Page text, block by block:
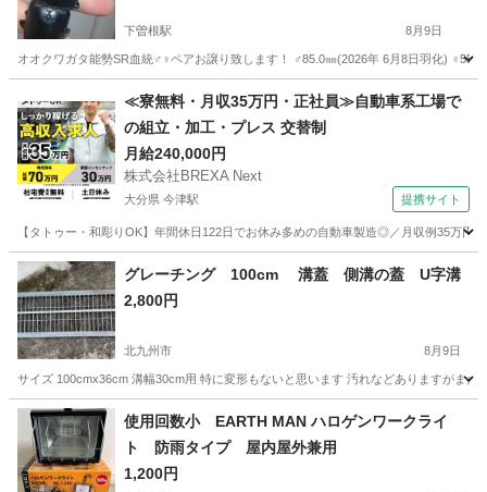
下曽根駅 8月9日
オオクワガタ能勢SR血統♂♀ペアお譲り致します！ ♂85.0㎜(2026年 6月8日羽化)
下曽根駅 その他 能勢
≪寮無料・月収35万円・正社員≫自動車系工場で
の組立・加工・プレス 交替制
月給240,000円
株式会社BREXA Next
大分県 今津駅 提携サイト
【タトゥー・和彫りOK】年間休日122日でお休み多めの自動車製造◎／月収例35万
大分 中津市 今津駅 その他
グレーチング 100cm 溝蓋 側溝の蓋 U字溝
2,800円
北九州市 8月9日
サイズ 100cmx36cm 溝幅30cm用 特に変形もないと思います 汚れなどありますがまだ
福岡 北九州市 その他
使用回数小 EARTH MAN ハロゲンワークライ
ト 防雨タイプ 屋内屋外兼用
1,200円